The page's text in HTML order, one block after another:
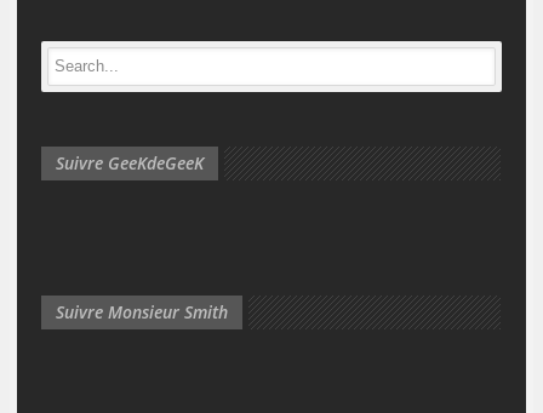
Suivre GeeKdeGeeK
Suivre Monsieur Smith